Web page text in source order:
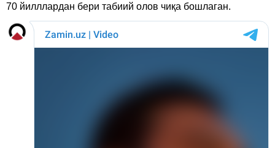
70 йилллардан бери табиий олов чиқа бошлаган.